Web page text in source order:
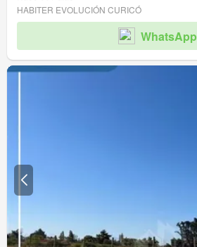
HABITER EVOLUCIÓN CURICÓ
WhatsApp